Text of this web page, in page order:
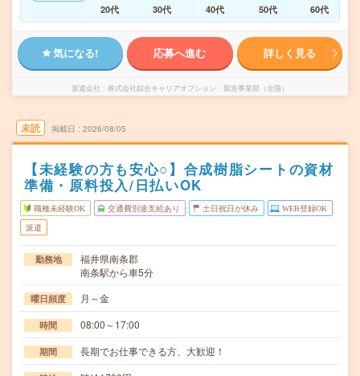
20代
30代 40代 50代 60代
気になる! 応募へ進む 詳しく見る
派遣会社 株式会社綜合キャリアオプション 製造事業部（全国）
未読 掲載日 2026/08/05
【未経験の方も安心○】合成樹脂シートの資材
準備・原料投入/日払いOK
職種未経験OK 交通費別途支給あり 土日祝日が休み WEB登録OK
派遣
勤務地
福井県南条郡
南条駅から車5分
曜日頻度 月～金
時間 08:00～17:00
期間 長期でお仕事できる方、大歓迎！